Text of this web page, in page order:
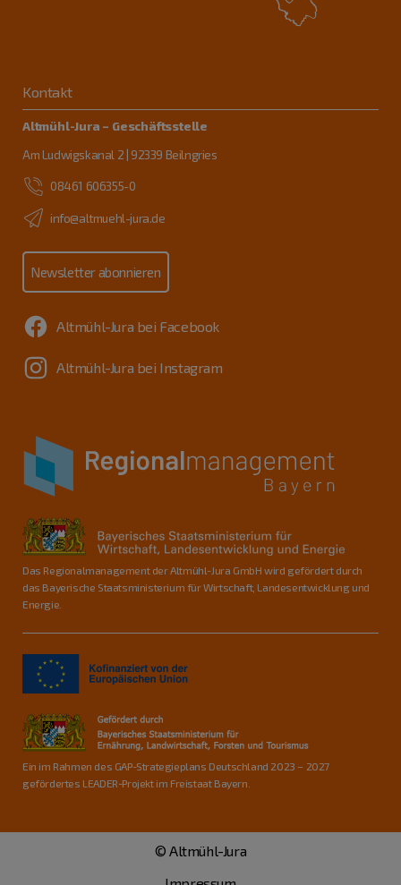
Kontakt
Altmühl-Jura – Geschäftsstelle
Am Ludwigskanal 2 | 92339 Beilngries
08461 606355-0
info@altmuehl-jura.de
Newsletter abonnieren
Altmühl-Jura bei Facebook
Altmühl-Jura bei Instagram
Das Regionalmanagement der Altmühl-Jura GmbH wird gefördert durch
das Bayerische Staatsministerium für Wirtschaft, Landesentwicklung und
Energie.
Ein im Rahmen des GAP-Strategieplans Deutschland 2023 – 2027
gefördertes LEADER-Projekt im Freistaat Bayern.
© Altmühl-Jura